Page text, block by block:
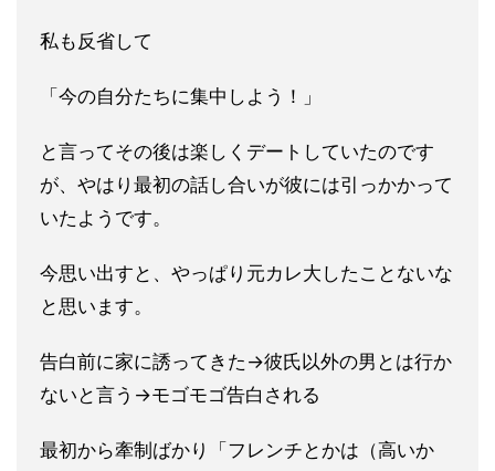
私も反省して
「今の自分たちに集中しよう！」
と言ってその後は楽 しくデートしていたのです
が、やはり最初の話し合いが彼には引っかかって
いたようです。
今思い出すと、やっぱり元カレ大したことないな
と思います。
告白前に家に誘ってきた→彼氏以外の男とは行か
ないと言う→モゴモゴ告白される
最初から牽制ばかり「フレンチとかは（高いか